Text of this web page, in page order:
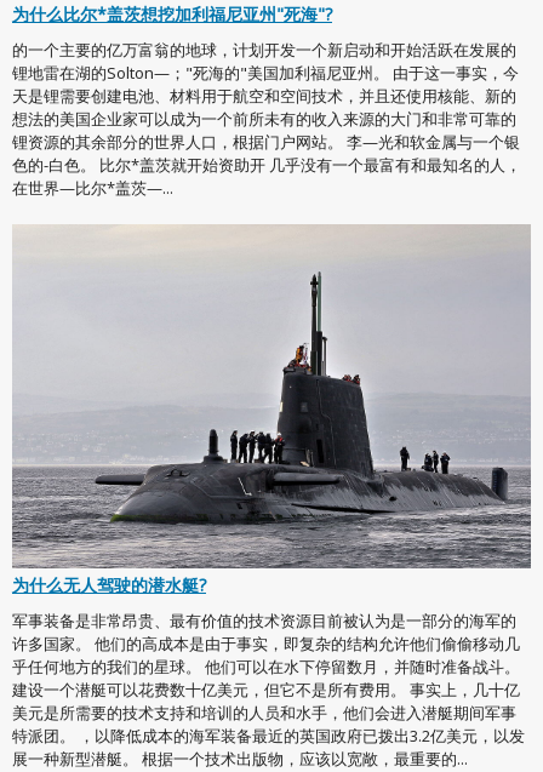
为什么比尔*盖茨想挖加利福尼亚州"死海"?
的一个主要的亿万富翁的地球，计划开发一个新启动和开始活跃在发展的
锂地雷在湖的Solton—；"死海的"美国加利福尼亚州。 由于这一事实，今
天是锂需要创建电池、材料用于航空和空间技术，并且还使用核能、新的
想法的美国企业家可以成为一个前所未有的收入来源的大门和非常可靠的
锂资源的其余部分的世界人口，根据门户网站。 李—光和软金属与一个银
色的-白色。 比尔*盖茨就开始资助开 几乎没有一个最富有和最知名的人，
在世界—比尔*盖茨—...
为什么无人驾驶的潜水艇?
军事装备是非常昂贵、最有价值的技术资源目前被认为是一部分的海军的
许多国家。 他们的高成本是由于事实，即复杂的结构允许他们偷偷移动几
乎任何地方的我们的星球。 他们可以在水下停留数月，并随时准备战斗。
建设一个潜艇可以花费数十亿美元，但它不是所有费用。 事实上，几十亿
美元是所需要的技术支持和培训的人员和水手，他们会进入潜艇期间军事
特派团。 ，以降低成本的海军装备最近的英国政府已拨出3.2亿美元，以发
展一种新型潜艇。 根据一个技术出版物，应该以宽敞，最重要的...